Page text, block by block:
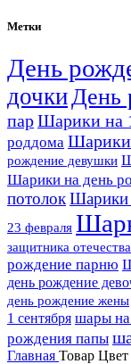
Метки
День
дочкиДень
парШарики на
роддома Шарики
рождение девушки
Шарики на день
потолокШарики
23 февраля
защитника отечества
рождение парню
день рождение
день рождение жены
1 сентября шары
рождения папы
Главная Товар Цвет